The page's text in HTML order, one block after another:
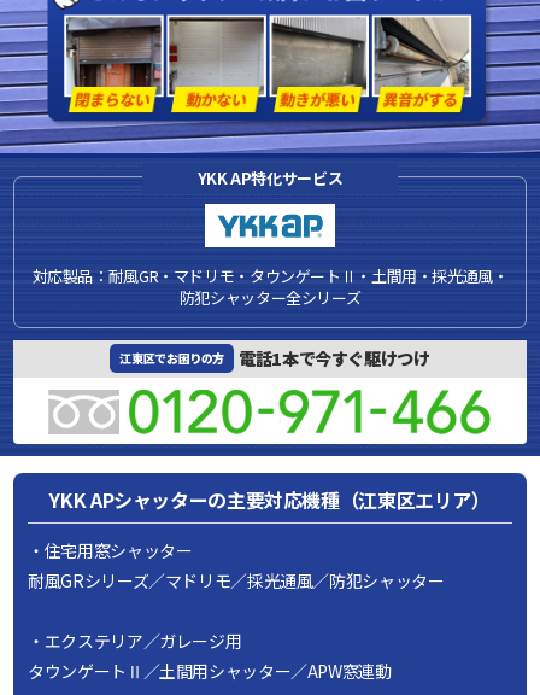
YKK AP特化サービス
対応製品：耐風GR・マドリモ・タウンゲートⅡ・土間用・採光通風・
防犯シャッター全シリーズ
江東区でお困りの方 電話1本で今すぐ駆けつけ
YKK APシャッターの主要対応機種（江東区エリア）
・住宅用窓シャッター
耐風GRシリーズ／マドリモ／採光通風／防犯シャッター
・エクステリア／ガレージ用
タウンゲートⅡ／土間用シャッター／APW窓連動